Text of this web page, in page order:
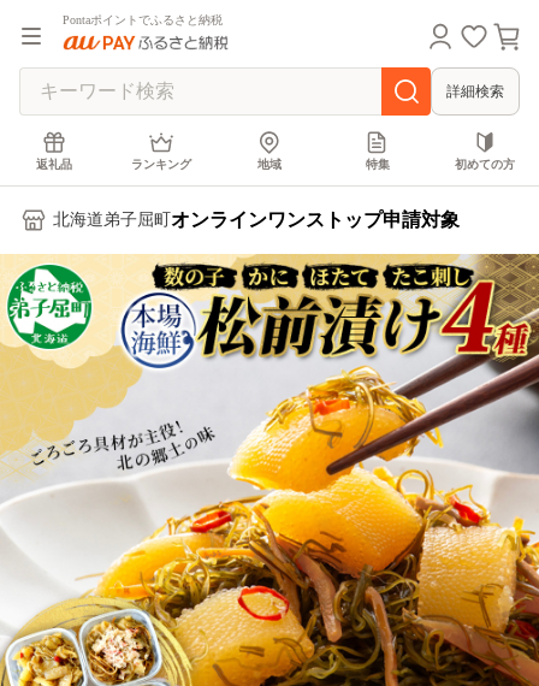
Pontaポイントでふるさと納税
詳細検索
返礼品 ランキング 地域 特集 初めての方
北海道弟子屈町 オンラインワンストップ申請対象